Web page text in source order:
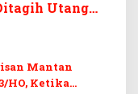
Utang
Mantan
HO, Ketika